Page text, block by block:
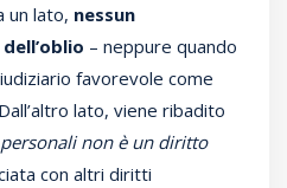
un lato, nessun
– neppure quando
favorevole come
lato, viene ribadito
non è un diritto
con altri diritti